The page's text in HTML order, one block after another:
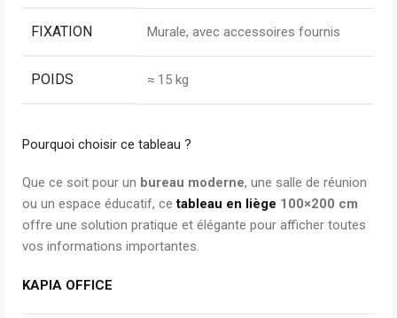
FIXATION Murale, avec accessoires fournis
POIDS ≈ 15 kg
Pourquoi choisir ce tableau ?
Que ce soit pour un bureau moderne, une salle de réunion
ou un espace éducatif, cetableau en liège 100×200 cm
offre une solution pratique et élégante pour afficher toutes
vos informations importantes.
KAPIA OFFICE